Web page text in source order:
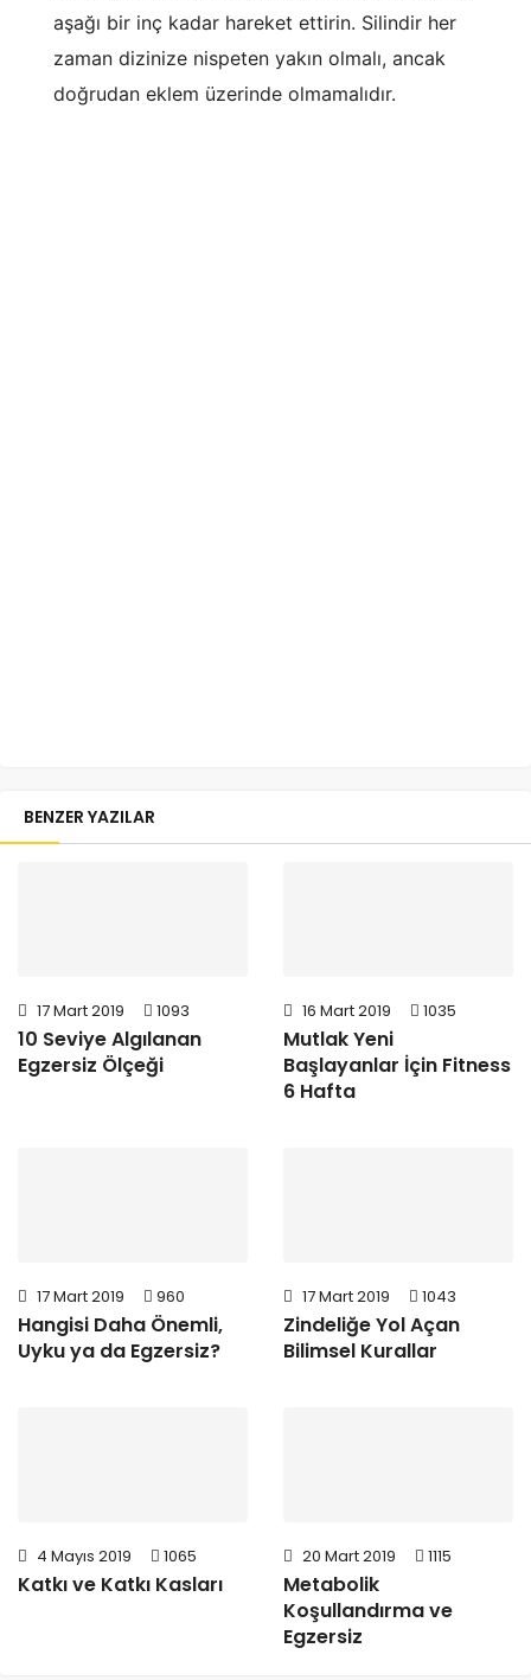
aşağı bir inç kadar hareket ettirin. Silindir her
zaman dizinize nispeten yakın olmalı, ancak
doğrudan eklem üzerinde olmamalıdır.
BENZER YAZILAR
17 Mart 2019 1093
10 Seviye Algılanan
Egzersiz Ölçeği
16 Mart 2019 1035
Mutlak Yeni
Başlayanlar İçin Fitness
6 Hafta
17 Mart 2019 960
Hangisi Daha Önemli,
Uyku ya da Egzersiz?
17 Mart 2019 1043
Zindeliğe Yol Açan
Bilimsel Kurallar
4 Mayıs 2019 1065
Katkı ve Katkı Kasları
20 Mart 2019 1115
Metabolik
Koşullandırma ve
Egzersiz